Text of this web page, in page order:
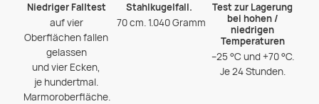
Niedriger Falltest
auf vier
Oberflächen fallen
gelassen
und vier Ecken,
je hundertmal.
Marmoroberfläche.
Stahlkugelfall.
70 cm. 1.040 Gramm
Test zur Lagerung
bei hohen /
niedrigen
Temperaturen
–25 °C und +70 °C.
Je 24 Stunden.